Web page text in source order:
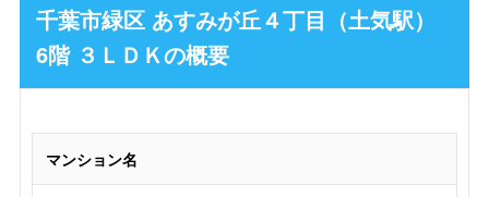
千葉市緑区 あすみが丘４丁目（土気駅）
6階 ３ＬＤＫの概要
マンション名